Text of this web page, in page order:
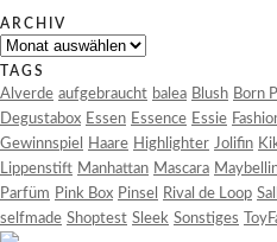
ARCHIV
Archiv
TAGS
Alverde aufgebraucht balea Blush Born
Degustabox Essen Essence Essie
Gewinnspiel
Haare Highlighter Jolifin
Lippenstift Manhattan Mascara
Parfüm Pink Box Pinsel Rival de Loop
selfmade Shoptest Sleek Sonstiges